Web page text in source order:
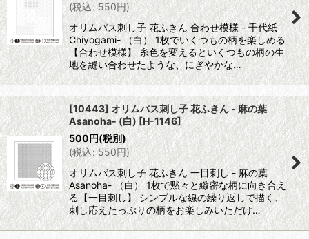
(税込: 550円)
オリムパス刺し子 花ふきん 合わせ模様 - 千代紙
Chiyogami- （白） 1枚でいくつもの柄を楽しめる
【合わせ模様】 糸色を変えるといくつもの柄の生
地を縫い合わせたような、にぎやかな…
[10443] オリムパス刺し子 花ふきん - 麻の葉
Asanoha- (白) [H-1146]
500円(税別)
(税込: 550円)
オリムパス刺し子 花ふきん 一目刺し - 麻の葉
Asanoha- （白） 1枚で黙々と緻密な柄に向き合え
る【一目刺し】 シンプルな線の繰り返しで描く、
刺し応えたっぷりの柄をお楽しみいただけ…